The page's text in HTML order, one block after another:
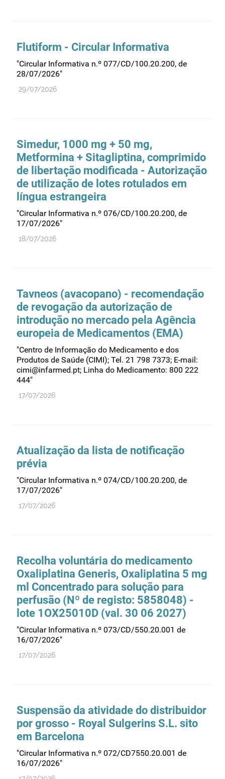
Licenciamentos
Locais de venda
Manutenção no mercado
Medicinas alternativas
Nanotecnologia
Planeamento
Plantas medicinais
Prescrição
Preços
Qualidade e normalização
Reações adversas
Recursos humanos
Registo
Regulamentação
Relações internacionais
Substâncias controladas
Tecnologias da saúde
Utilização
Vigilância de cosméticos
Flutiform - Circular Informativa
"Circular Informativa n.º 077/CD/100.20.200, de
28/07/2026"
29/07/2026
Simedur, 1000 mg + 50 mg,
Metformina + Sitagliptina, comprimido
de libertação modificada - Autorização
de utilização de lotes rotulados em
língua estrangeira
"Circular Informativa n.º 076/CD/100.20.200, de
17/07/2026"
18/07/2026
Tavneos (avacopano) - recomendação
de revogação da autorização de
introdução no mercado pela Agência
europeia de Medicamentos (EMA)
"Centro de Informação do Medicamento e dos
Produtos de Saúde (CIMI); Tel. 21 798 7373; E-mail:
cimi@infarmed.pt; Linha do Medicamento: 800 222
444"
17/07/2026
Atualização da lista de notificação
prévia
"Circular Informativa n.º 074/CD/100.20.200, de
17/07/2026"
17/07/2026
Recolha voluntária do medicamento
Oxaliplatina Generis, Oxaliplatina 5 mg
ml Concentrado para solução para
perfusão (Nº de registo: 5858048) -
lote 1OX25010D (val. 30 06 2027)
"Circular Informativa n.º 073/CD/550.20.001 de
16/07/2026"
17/07/2026
Suspensão da atividade do distribuidor
por grosso - Royal Sulgerins S.L. sito
em Barcelona
"Circular Informativa n.º 072/CD7550.20.001 de
16/07/2026"